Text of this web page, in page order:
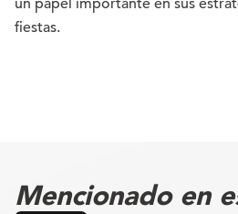
un papel importante en sus
fiestas.
Mencionado en